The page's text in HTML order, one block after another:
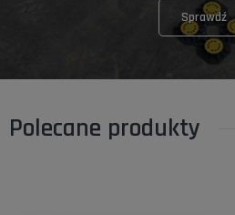
Sprawdź
Polecane produkty